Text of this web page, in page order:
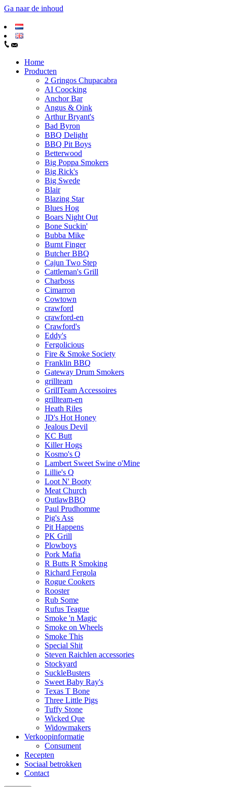
Ga naar de inhoud
Home
Producten
2 Gringos Chupacabra
AI Coocking
Anchor Bar
Angus & Oink
Arthur Bryant's
Bad Byron
BBQ Delight
BBQ Pit Boys
Betterwood
Big Poppa Smokers
Big Rick's
Big Swede
Blair
Blazing Star
Blues Hog
Boars Night Out
Bone Suckin'
Bubba Mike
Burnt Finger
Butcher BBQ
Cajun Two Step
Cattleman's Grill
Charboss
Cimarron
Cowtown
crawford
crawford-en
Crawford's
Eddy's
Fergolicious
Fire & Smoke Society
Franklin BBQ
Gateway Drum Smokers
grillteam
GrillTeam Accessoires
grillteam-en
Heath Riles
JD's Hot Honey
Jealous Devil
KC Butt
Killer Hogs
Kosmo's Q
Lambert Sweet Swine o'Mine
Lillie's Q
Loot N' Booty
Meat Church
OutlawBBQ
Paul Prudhomme
Pig's Ass
Pit Happens
PK Grill
Plowboys
Pork Mafia
R Butts R Smoking
Richard Fergola
Rogue Cookers
Rooster
Rub Some
Rufus Teague
Smoke 'n Magic
Smoke on Wheels
Smoke This
Special Shit
Steven Raichlen accessories
Stockyard
SuckleBusters
Sweet Baby Ray's
Texas T Bone
Three Little Pigs
Tuffy Stone
Wicked Que
Widowmakers
Verkoopinformatie
Consument
Recepten
Sociaal betrokken
Contact